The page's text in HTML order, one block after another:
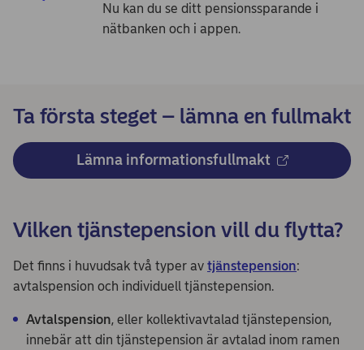
Nu kan du se ditt pensionssparande i
nätbanken och i appen.
Ta första steget – lämna en fullmakt
Lämna informationsfullmakt
Vilken tjänstepension vill du flytta?
Det finns i huvudsak två typer av tjänstepension:
avtalspension och individuell tjänstepension.
Avtalspension, eller kollektivavtalad tjänstepension,
innebär att din tjänstepension är avtalad inom ramen